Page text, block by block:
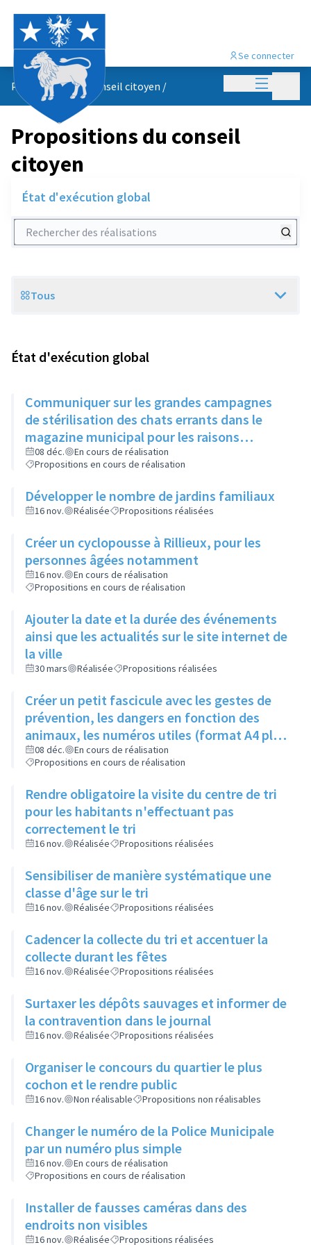
Menu
Se connecter
Propositions du conseil citoyen /
Propositions du conseil
citoyen
État d'exécution global
Rechercher des réalisations
Scope
Tous
État d'exécution global
Communiquer sur les grandes campagnes
de stérilisation des chats errants dans le
magazine municipal pour les raisons
suivantes:
08 déc.
En cours de réalisation
Propositions en cours de réalisation
Développer le nombre de jardins familiaux
16 nov. Réalisée Propositions réalisées
Créer un cyclopousse à Rillieux, pour les
personnes âgées notamment
16 nov.
En cours de réalisation
Propositions en cours de réalisation
Ajouter la date et la durée des événements
ainsi que les actualités sur le site internet de
la ville
30 mars Réalisée Propositions réalisées
Créer un petit fascicule avec les gestes de
prévention, les dangers en fonction des
animaux, les numéros utiles (format A4 plié
en 2)
08 déc.
En cours de réalisation
Propositions en cours de réalisation
Rendre obligatoire la visite du centre de tri
pour les habitants n'effectuant pas
correctement le tri
16 nov. Réalisée Propositions réalisées
Sensibiliser de manière systématique une
classe d'âge sur le tri
16 nov. Réalisée Propositions réalisées
Cadencer la collecte du tri et accentuer la
collecte durant les fêtes
16 nov. Réalisée Propositions réalisées
Surtaxer les dépôts sauvages et informer de
la contravention dans le journal
16 nov. Réalisée Propositions réalisées
Organiser le concours du quartier le plus
cochon et le rendre public
16 nov. Non réalisable Propositions non réalisables
Changer le numéro de la Police Municipale
par un numéro plus simple
16 nov.
En cours de réalisation
Propositions en cours de réalisation
Installer de fausses caméras dans des
endroits non visibles
16 nov. Réalisée Propositions réalisées